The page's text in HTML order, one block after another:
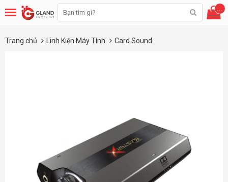
...
Trang chủ Linh Kiện Máy Tính Card Sound